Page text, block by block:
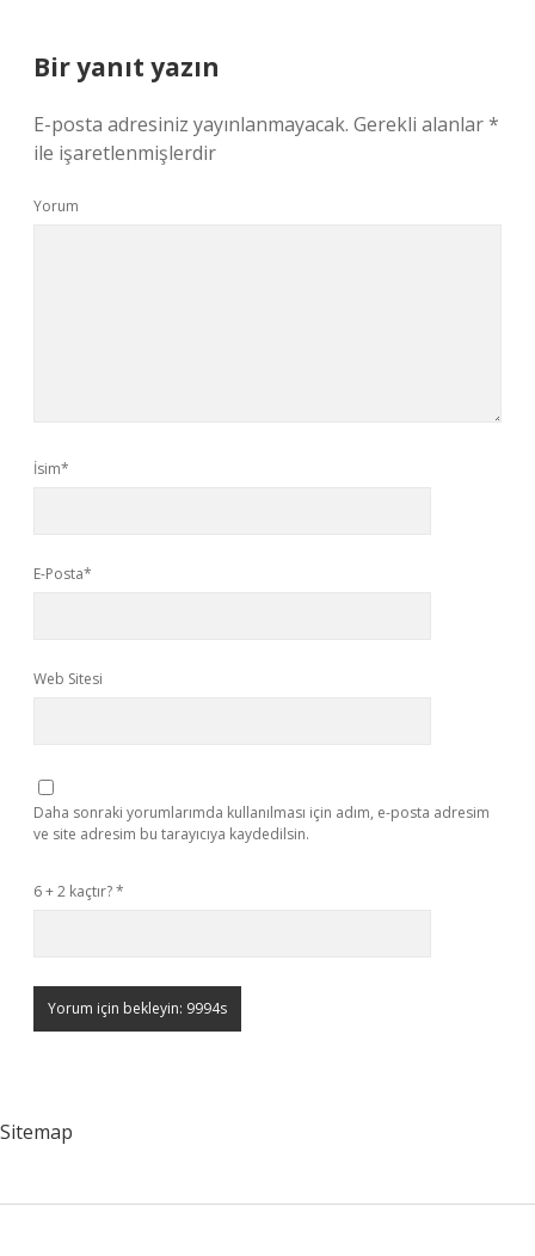
Bir yanıt yazın
E-posta adresiniz yayınlanmayacak. Gerekli alanlar*
ile işaretlenmişlerdir
Yorum
İsim*
E-Posta*
Web Sitesi
Daha sonraki yorumlarımda kullanılması için adım, e-posta adresim
ve site adresim bu tarayıcıya kaydedilsin.
6 + 2 kaçtır?*
Sitemap